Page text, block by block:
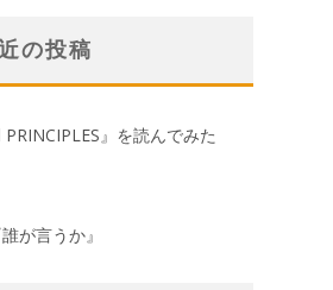
の投稿
』を読んでみた
が言うか』